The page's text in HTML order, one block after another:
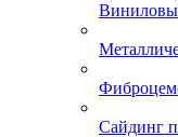
Сайдинг